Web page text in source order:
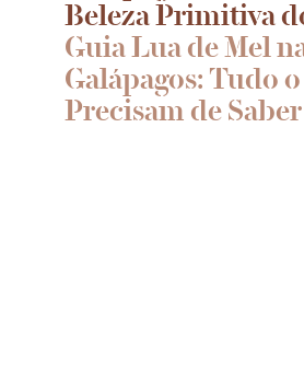
Beleza Primitiva
Guia Lua de Mel
Galápagos: Tudo
Precisam de Saber